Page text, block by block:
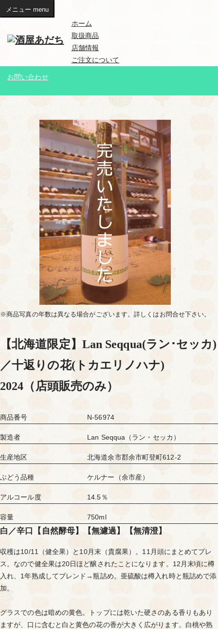
メニュー menu
ホーム
取扱商品
店舗情報
ご注文について
お問い合わせ
※商品写真の年数は異なる場合がございます。詳しくはお問合せ下さい。
【北海道限定】Lan Seqqua(ラン･セッカ)
／十返りの花(トカエリノハナ)
2024（店頭販売のみ）
商品番号 N-56974
製造者 Lan Seqqua（ラン・セッカ）
生産地区 北海道余市郡余市町登町612-2
ぶどう品種 ケルナー（余市産）
アルコール度 14.5％
容量 750ml
白／辛口【自然酵母】【無濾過】【無清澄】
収穫は10/11（健全果）と10月末（貴腐果）。11月頭にまとめてプレ
ス。なので健全果は20日ほど醸されたことになります。12月末頃に樽
入れ、1年熟成してブレンド→瓶詰め。亜硫酸は樽入れ時と瓶詰めで添
加。
グラスでの色は暗めの黄色。トップには乾いた硬さのある香りもあり
ますが、口に含むと白と黄色の花の香が大きく広がります。白桃や熟